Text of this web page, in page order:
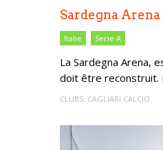
Sardegna Arena
Italie Serie A
La Sardegna Arena,
doit être reconstruit.
CLUBS: CAGLIARI CALCIO